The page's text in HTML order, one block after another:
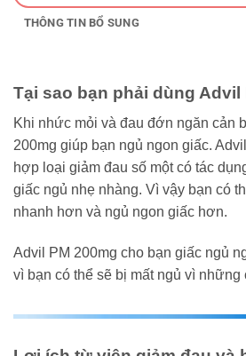
THÔNG TIN BỔ SUNG
Tại sao bạn phải dùng Advil
Khi nhức mỏi và đau đớn ngăn cản
200mg giúp bạn ngủ ngon giấc.
hợp loại giảm đau số một có tác
giấc ngủ nhẹ nhàng. Vì vậy bạn có
nhanh hơn và ngủ ngon giấc hơn.
Advil PM 200mg cho bạn giấc ngủ
vì bạn có thể sẽ bị mất ngủ vì